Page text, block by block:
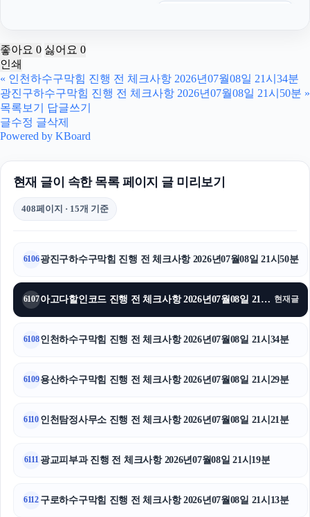
부산휴대폰성지
수원형사변호사
서울마약전문변호사
서초하수구막힘
용인음주운전변호사
좋아요 0 싫어요 0
인쇄
« 인천하수구막힘 진행 전 체크사항 2026년07월08일 21시34분
광진구하수구막힘 진행 전 체크사항 2026년07월08일 21시50분 »
목록보기
답글쓰기
글수정 글삭제
Powered by KBoard
현재 글이 속한 목록 페이지 글 미리보기
408페이지 · 15개 기준
6106광진구하수구막힘 진행 전 체크사항 2026년07월08일 21시50분
6107 아고다할인코드 진행 전 체크사항 2026년07월08일 21시39분 현재글
6108인천하수구막힘 진행 전 체크사항 2026년07월08일 21시34분
6109용산하수구막힘 진행 전 체크사항 2026년07월08일 21시29분
6110 인천탐정사무소 진행 전 체크사항 2026년07월08일 21시21분
6111 광교피부과 진행 전 체크사항 2026년07월08일 21시19분
6112 구로하수구막힘 진행 전 체크사항 2026년07월08일 21시13분